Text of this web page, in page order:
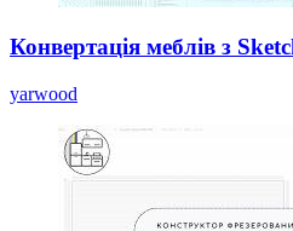
Конвертація меблів з
yarwood